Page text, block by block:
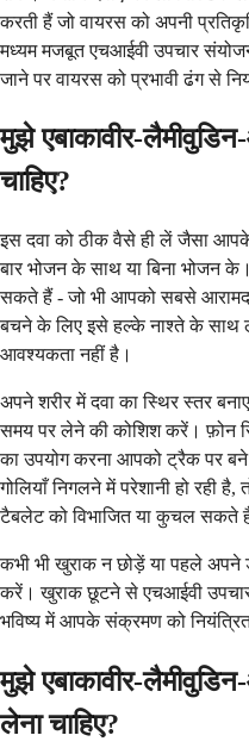
करती हैं जो वायरस को अपनी
मध्यम मजबूत एचआईवी उपचार
जाने पर वायरस को प्रभावी ढंग से
मुझे एबाकावीर-
चाहिए?
इस दवा को ठीक वैसे ही लें जैसा आपके
बार भोजन के साथ या बिना भोजन
सकते हैं - जो भी आपको सबसे
बचने के लिए इसे हल्के नाश्ते के साथ
आवश्यकता नहीं है।
अपने शरीर में दवा का स्थिर स्तर
समय पर लेने की कोशिश करें। फ़ोन
का उपयोग करना आपको ट्रैक पर
गोलियाँ निगलने में परेशानी हो रही
टैबलेट को विभाजित या कुचल सकते
कभी भी खुराक न छोड़ें या पहले अपने
करें। खुराक छूटने से एचआईवी उपचार
भविष्य में आपके संक्रमण को
मुझे एबाकावीर-
लेना चाहिए?